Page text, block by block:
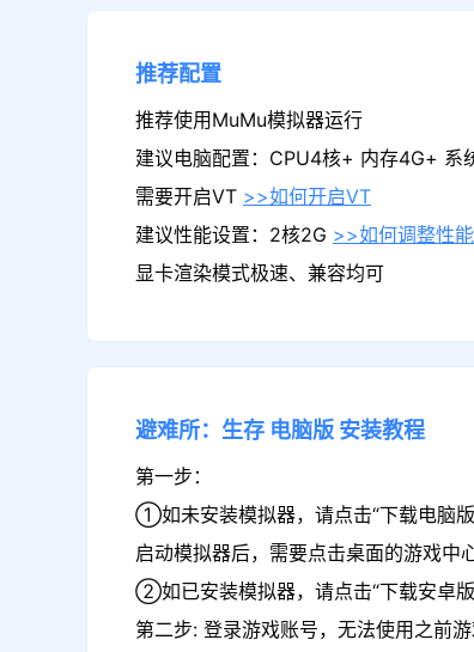
推荐配置
推荐使用MuMu模拟器运行
建议电脑配置：CPU4核+ 内存4G+ 系
需要开启VT >>如何开启VT
建议性能设置：2核2G >>如何调整性
显卡渲染模式极速、兼容均可
避难所：生存 电脑版 安装教程
第一步：
①如未安装模拟器，请点击“下载电脑
启动模拟器后，需要点击桌面的游戏中
②如已安装模拟器，请点击“下载安卓
第二步: 登录游戏账号，无法使用之前